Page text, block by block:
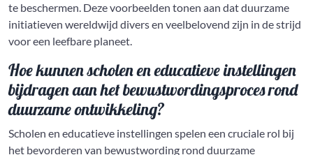
te beschermen. Deze voorbeelden tonen aan dat duurzame
initiatieven wereldwijd divers en veelbelovend zijn in de strijd
voor een leefbare planeet.
Hoe kunnen scholen en educatieve instellingen
bijdragen aan het bewustwordingsproces rond
duurzame ontwikkeling?
Scholen en educatieve instellingen spelen een cruciale rol bij
het bevorderen van bewustwording rond duurzame